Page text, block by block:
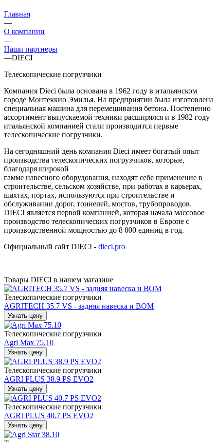
Главная
—
О компании
—
Наши партнеры
—DIECI
Телескопические погрузчики
Компания Dieci была основана в 1962 году в итальянском
городе Монтеккио Эмилья. На предприятии была изготовлена
специальная машина для перемешивания бетона. Постепенно
ассортимент выпускаемой техники расширялся и в 1982 году
итальянской компанией стали производится первые
телескопические погрузчики.
На сегодняшний день компания Dieci имеет богатый опыт
производства телескопических погрузчиков, которые,
благодаря широкой
гамме навесного оборудования, находят себе применение в
строительстве, сельском хозяйстве, при работах в карьерах,
шахтах, портах, используются при строительстве и
обслуживании дорог, тоннелей, мостов, трубопроводов.
DIECI является первой компанией, которая начала массовое
производство телескопических погрузчиков в Европе с
производственной мощностью до 8 000 единиц в год.
Официальный сайт DIECI - dieci.pro
Товары DIECI в нашем магазине
Телескопические погрузчики
AGRITECH 35.7 VS - задняя навеска и ВОМ
Узнать цену
Телескопические погрузчики
Agri Max 75.10
Узнать цену
Телескопические погрузчики
AGRI PLUS 38.9 PS EVO2
Узнать цену
Телескопические погрузчики
AGRI PLUS 40.7 PS EVO2
Узнать цену